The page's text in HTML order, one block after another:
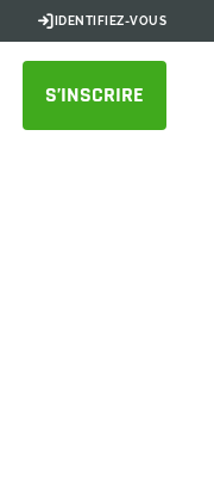
IDENTIFIEZ-VOUS
S’INSCRIRE